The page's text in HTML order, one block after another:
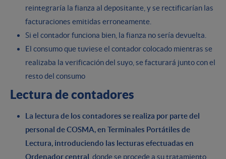
reintegraría la fianza al depositante, y se rectificarían las
facturaciones emitidas erroneamente.
Si el contador funciona bien, la fianza no sería devuelta.
El consumo que tuviese el contador colocado mientras se
realizaba la verificación del suyo, se facturará junto con el
resto del consumo
Lectura de contadores
La lectura de los contadores se realiza por parte del
personal de COSMA, en Terminales Portátiles de
Lectura, introduciendo las lecturas efectuadas en
Ordenador central , donde se procede a su tratamiento